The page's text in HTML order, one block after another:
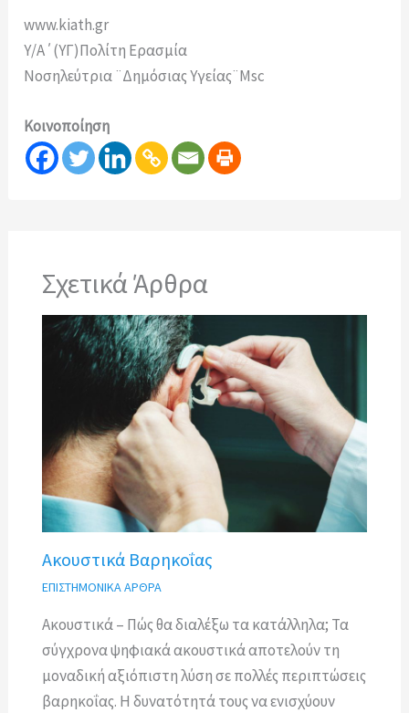
www.kiath.gr
Υ/Α΄(ΥΓ)Πολίτη Ερασμία
Νοσηλεύτρια ¨Δημόσιας Υγείας¨Msc
Κοινοποίηση
Σχετικά Άρθρα
Ακουστικά Βαρηκοΐας
ΕΠΙΣΤΗΜΟΝΙΚΑ ΑΡΘΡΑ
Ακουστικά – Πώς θα διαλέξω τα κατάλληλα; Τα
σύγχρονα ψηφιακά ακουστικά αποτελούν τη
μοναδική αξιόπιστη λύση σε πολλές περιπτώσεις
βαρηκοΐας. Η δυνατότητά τους να ενισχύουν